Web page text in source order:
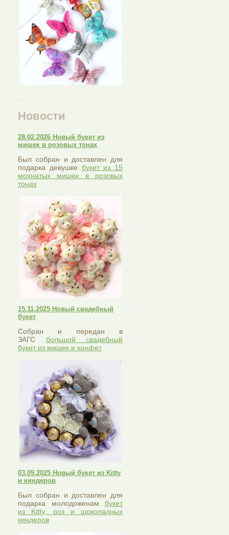
Новости
28.02.2026 Новый букет из
мишек в розовых тонах
Был собран и доставлен для
подарка девушке букет из 15
мохнатых мишек в розовых
тонах
15.11.2025 Новый свадебный
букет
Собран и передан в
ЗАГС большой свадебный
букет из мишек и конфет
03.09.2025 Новый букет из Kitty
и киндеров
Был собран и доставлен для
подарка молодоженам букет
из Kitty, роз и шоколадных
киндеров